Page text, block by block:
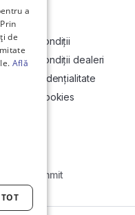
și condiții
și condiții dealeri
confidențialitate
de cookies
Initial Commit
a
de
Află